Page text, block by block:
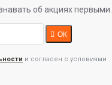
об акциях первыми.
ОК
и согласен с условиями